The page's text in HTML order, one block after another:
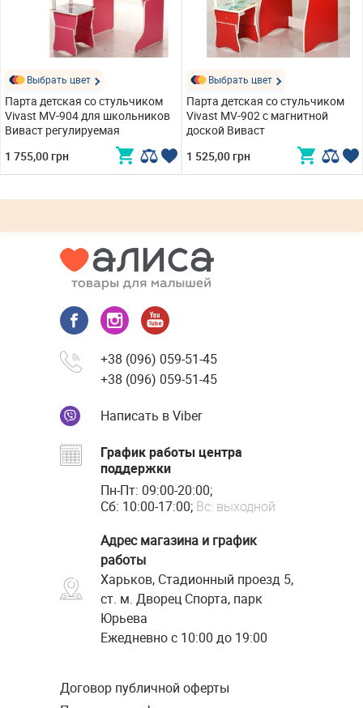
Выбрать цвет
Парта детская со стульчиком
Vivast MV-904 для школьников
Виваст регулируемая
1 755,00 грн
Выбрать цвет
Парта детская со стульчиком
Vivast MV-902 с магнитной
доской Виваст
1 525,00 грн
+38 (096) 059-51-45
+38 (096) 059-51-45
Написать в Viber
График работы центра
поддержки
Пн-Пт: 09:00-20:00;
Сб: 10:00-17:00; Вс: выходной
Адрес магазина и график
работы
Харьков, Стадионный проезд 5,
ст. м. Дворец Спорта, парк
Юрьева
Ежедневно с 10:00 до 19:00
Договор публичной оферты